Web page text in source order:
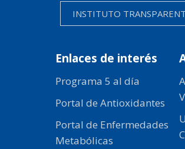
INSTITUTO
Enlaces de interés
Programa 5 al día
Portal de Antioxidantes
Portal de Enfermedades
Metabólicas